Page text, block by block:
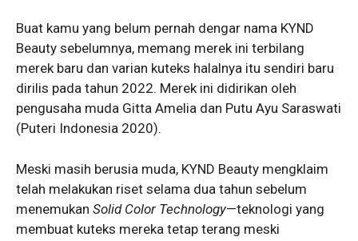
Buat kamu yang belum pernah dengar nama KYND
Beauty sebelumnya, memang merek ini terbilang
merek baru dan varian kuteks halalnya itu sendiri baru
dirilis pada tahun 2022. Merek ini didirikan oleh
pengusaha muda Gitta Amelia dan Putu Ayu Saraswati
(Puteri Indonesia 2020).
Meski masih berusia muda, KYND Beauty mengklaim
telah melakukan riset selama dua tahun sebelum
menemukan Solid Color Technology—teknologi yang
membuat kuteks mereka tetap terang meski